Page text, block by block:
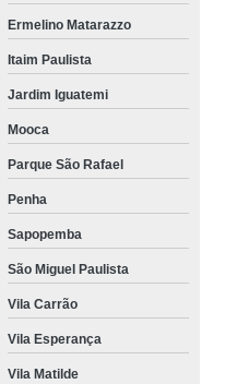
Ermelino Matarazzo
Itaim Paulista
Jardim Iguatemi
Mooca
Parque São Rafael
Penha
Sapopemba
São Miguel Paulista
Vila Carrão
Vila Esperança
Vila Matilde